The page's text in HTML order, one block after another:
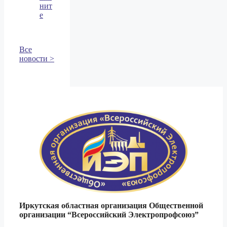
нит
е
Все
новости >
Иркутская областная организация Общественной
организации “Всероссийский Электропрофсоюз”